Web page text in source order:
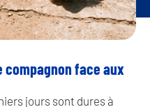
compagnon face aux
jours sont dures à